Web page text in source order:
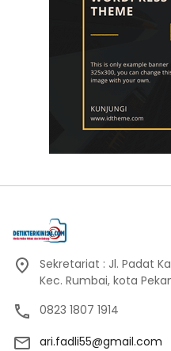
Sekretariat : Jl. Padat
Kec. Rumbai, kota
0823 1807 1914
ari.fadli55@gmail.com